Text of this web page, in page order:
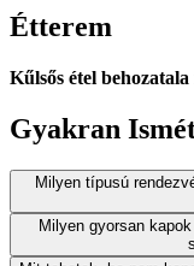
Étterem
Kűlsős étel behozatala
Gyakran
Milyen típusú
Milyen gyorsan